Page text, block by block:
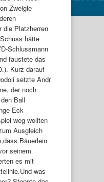
Zweigle
die Platzherren
hätte
Schlussmann
faustete das
Kurz darauf
setzte Andr
der noch
Ball
Eck
weg wollten
Ausgleich
Bäuerlein
seinem
es mit
was